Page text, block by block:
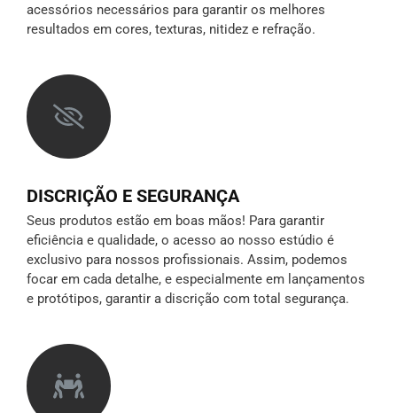
acessórios necessários para garantir os melhores
resultados em cores, texturas, nitidez e refração.
DISCRIÇÃO E SEGURANÇA
Seus produtos estão em boas mãos! Para garantir
eficiência e qualidade, o acesso ao nosso estúdio é
exclusivo para nossos profissionais. Assim, podemos
focar em cada detalhe, e especialmente em lançamentos
e protótipos, garantir a discrição com total segurança.